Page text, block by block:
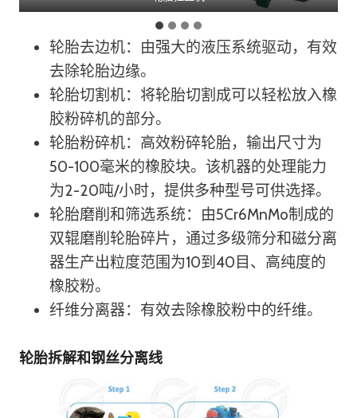
轮胎去边机：由强大的液压系统驱动，有效
去除轮胎边缘。
轮胎切割机：将轮胎切割成可以轻松放入橡
胶粉碎机的部分。
轮胎粉碎机：高效粉碎轮胎，输出尺寸为
50-100毫米的橡胶块。该机器的处理能力
为2-20吨/小时，提供多种型号可供选择。
轮胎磨削和筛选系统：由5Cr6MnMo制成的
双辊磨削轮胎碎片，通过多级筛分和磁分离
器生产出粒度范围为10到40目、高纯度的
橡胶粉。
纤维分离器：有效去除橡胶粉中的纤维。
轮胎拆解和钢丝分离线